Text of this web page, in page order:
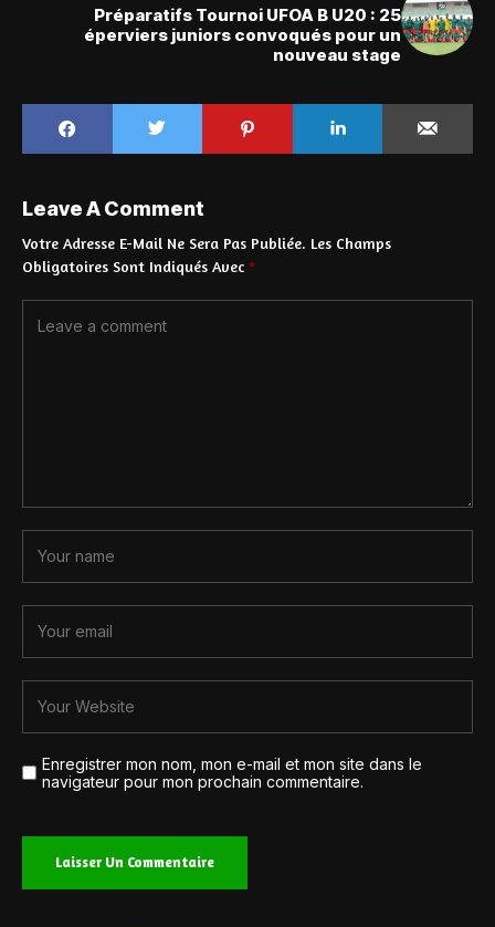
Préparatifs Tournoi UFOA B U20 : 25
éperviers juniors convoqués pour un
nouveau stage
Leave A Comment
Votre Adresse E-Mail Ne Sera Pas Publiée. Les Champs
Obligatoires Sont Indiqués Avec *
Enregistrer mon nom, mon e-mail et mon site dans le
navigateur pour mon prochain commentaire.